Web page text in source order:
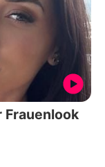
Frauenlook